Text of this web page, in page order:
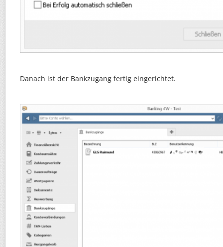
Danach ist der Bankzugang fertig eingerichtet.